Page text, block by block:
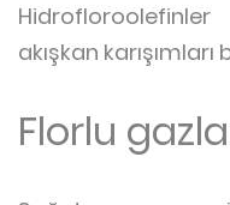
akışkan
Florlu